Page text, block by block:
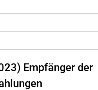
Empfänger der